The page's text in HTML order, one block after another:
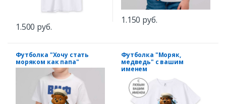
1.500 руб.
1.150 руб.
Футболка "Хочу стать
моряком как папа"
Футболка "Моряк,
медведь" с вашим
именем